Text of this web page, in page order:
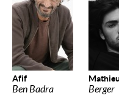
Afif
Ben Badra
Mathieu
Berger